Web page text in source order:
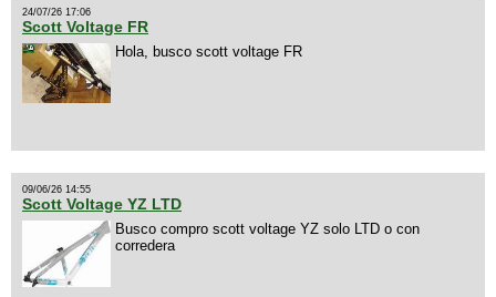
24/07/26 17:06
Scott Voltage FR
Hola, busco scott voltage FR
09/06/26 14:55
Scott Voltage YZ LTD
Busco compro scott voltage YZ solo LTD o con
corredera